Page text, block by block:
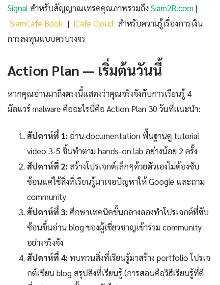
Signal สำหรับสัญญาณเทรดคุณภาพรวมถึงSiam2R.com |
SiamCafe Book | iCafe Cloud สำหรับความรู้เรื่องการเงิน
การลงทุนแบบครบวงจร
Action Plan — เริ่มต้นวันนี้
หากคุณอ่านมาถึงตรงนี้แสดงว่าคุณจริงจังกับการเรียนรู้ 4
มัลแวร์ malware คืออะไรนี่คือ Action Plan 30 วันที่แนะนำ:
สัปดาห์ที่ 1: อ่าน documentation พื้นฐานดู tutorial
video 3-5 ชิ้นทำตาม hands-on lab อย่างน้อย 2 ครั้ง
สัปดาห์ที่ 2: สร้างโปรเจกต์เล็กๆด้วยตัวเองไม่ต้องซับ
ซ้อนแค่ใช้สิ่งที่เรียนรู้มาเจอปัญหาให้ Google และถาม
community
สัปดาห์ที่ 3: ศึกษาเทคนิคขั้นกลางลองทำโปรเจกต์ที่ซับ
ซ้อนขึ้นอ่าน blog ของผู้เชี่ยวชาญเข้าร่วม community
อย่างจริงจัง
สัปดาห์ที่ 4: ทบทวนสิ่งที่เรียนรู้มาสร้าง portfolio โปรเจ
กต์เขียน blog สรุปสิ่งที่เรียนรู้ (การสอนคือวิธีเรียนรู้ที่ดี